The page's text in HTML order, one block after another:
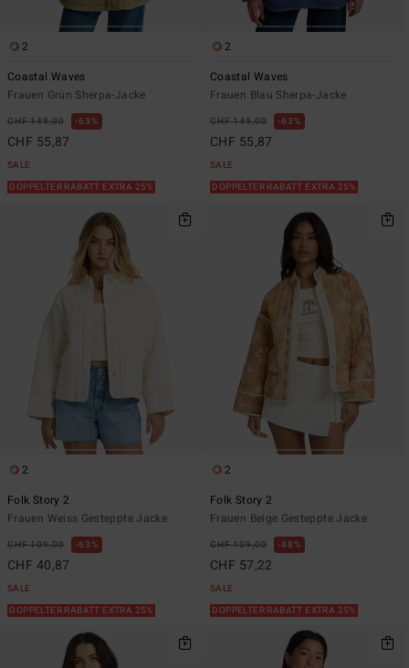
2
Coastal Waves
Frauen Grün Sherpa-Jacke
CHF 149,00 63%
CHF 55,87
SALE
DOPPELTER RABATT EXTRA 25%
2
Coastal Waves
Frauen Blau Sherpa-Jacke
CHF 149,00 63%
CHF 55,87
SALE
DOPPELTER RABATT EXTRA 25%
2
Folk Story 2
Frauen Weiss Gesteppte Jacke
CHF 109,00 63%
CHF 40,87
SALE
DOPPELTER RABATT EXTRA 25%
2
Folk Story 2
Frauen Beige Gesteppte Jacke
CHF 109,00 48%
CHF 57,22
SALE
DOPPELTER RABATT EXTRA 25%